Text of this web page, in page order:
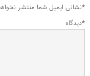
نشانی ایمیل شما منتشر*
دیدگاه*